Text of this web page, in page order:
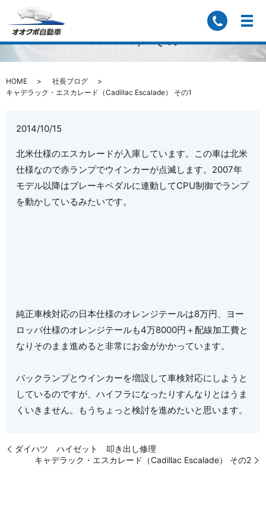
キャデラック・エスカレード（Cadillac
Escalade） その1
HOME
社長ブログ
キャデラック・エスカレード（Cadillac Escalade） その1
2014/10/15
北米仕様のエスカレードが入庫しています。この車は北米
仕様なので赤ランプでウインカーが点滅します。2007年
モデル以降はブレーキペダルに連動してCPU制御でランプ
を動かしているみたいです。
純正車検対応の日本仕様のオレンジテールは8万円、ヨー
ロッパ仕様のオレンジテールも4万8000円＋配線加工費と
なりそのまま進めると非常にお金がかかっています。
バックランプとウインカーを増設して車検対応にしようと
しているのですが、ハイフラになったりすんなりとはうま
くいきません。もうちょっと検討を進めたいと思います。
ダイハツ ハイゼット 叩き出し修理
キャデラック・エスカレード（Cadillac Escalade） その2